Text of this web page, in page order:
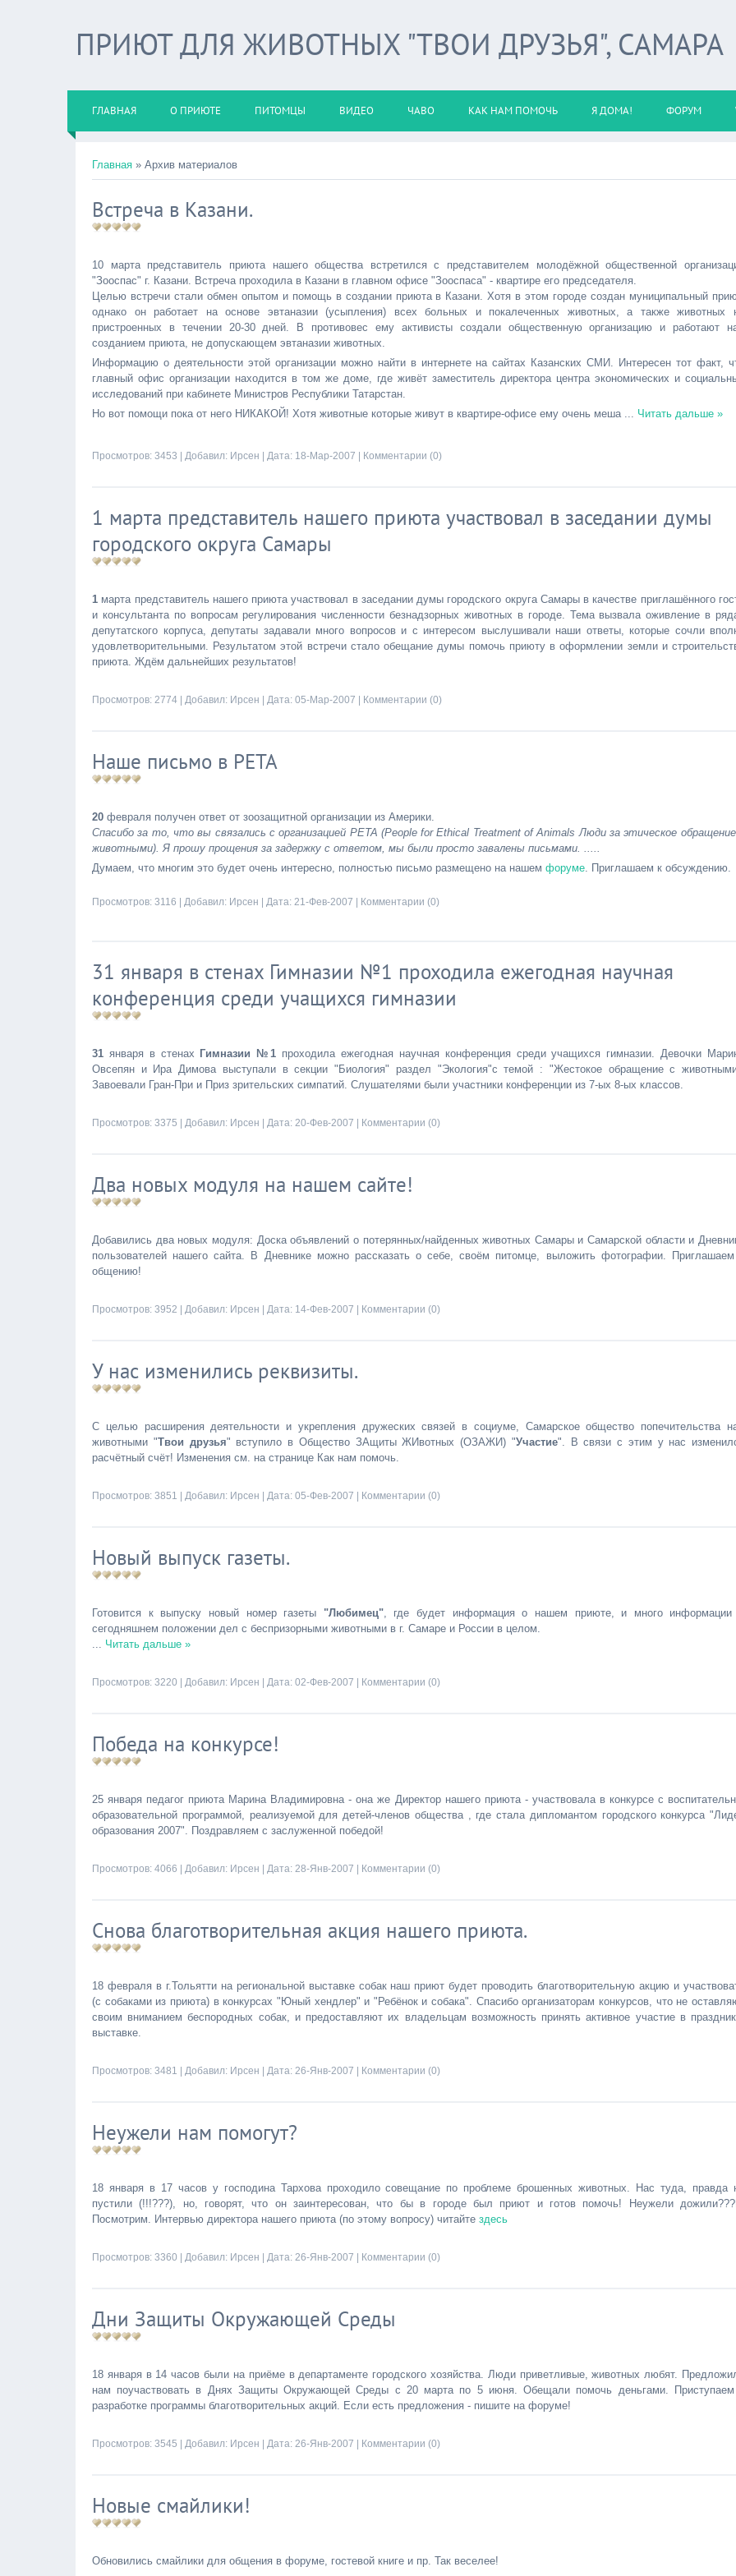
ПРИЮТ ДЛЯ ЖИВОТНЫХ "ТВОИ ДРУЗЬЯ", САМАРА
ГЛАВНАЯ О ПРИЮТЕ ПИТОМЦЫ ВИДЕО ЧАВО КАК НАМ ПОМОЧЬ Я ДОМА! ФОРУМ
Главная » Архив материалов
Встреча в Казани.
10 марта представитель приюта нашего общества встретился с представителем молодёжной общественной
"Зооспас" г. Казани. Встреча проходила в Казани в главном офисе "Зооспаса" - квартире его председателя.
Целью встречи стали обмен опытом и помощь в создании приюта в Казани. Хотя в этом городе создан муниципальный
однако он работает на основе эвтаназии (усыпления) всех больных и покалеченных животных, а также животных
пристроенных в течении 20-30 дней. В противовес ему активисты создали общественную организацию и работают
созданием приюта, не допускающем эвтаназии животных.
Информацию о деятельности этой организации можно найти в интернете на сайтах Казанских СМИ. Интересен тот факт,
главный офис организации находится в том же доме, где живёт заместитель директора центра экономических и
исследований при кабинете Министров Республики Татарстан.
Но вот помощи пока от него НИКАКОЙ! Хотя животные которые живут в квартире-офисе ему очень меша ... Читать дальше »
Просмотров: 3453 | Добавил: Ирсен | Дата: 18-Мар-2007 Комментарии (0)
1 марта представитель нашего приюта участвовал в заседании думы
городского округа Самары
1 марта представитель нашего приюта участвовал в заседании думы городского округа Самары в качестве приглашённого
и консультанта по вопросам регулирования численности безнадзорных животных в городе. Тема вызвала оживление в
депутатского корпуса, депутаты задавали много вопросов и с интересом выслушивали наши ответы, которые сочли
удовлетворительными. Результатом этой встречи стало обещание думы помочь приюту в оформлении земли и
приюта. Ждём дальнейших результатов!
Просмотров: 2774 | Добавил: Ирсен | Дата: 05-Мар-2007 Комментарии (0)
Наше письмо в PETA
20 февраля получен ответ от зоозащитной организации из Америки.
Спасибо за то, что вы связались с организацией PETA (People for Ethical Treatment of Animals Люди за этическое
животными). Я прошу прощения за задержку с ответом, мы были просто завалены письмами. .....
Думаем, что многим это будет очень интересно, полностью письмо размещено на нашем форуме. Приглашаем к обсуждению.
Просмотров: 3116 | Добавил: Ирсен | Дата: 21-Фев-2007 Комментарии (0)
31 января в стенах Гимназии №1 проходила ежегодная научная
конференция среди учащихся гимназии
31 января в стенах Гимназии №1 проходила ежегодная научная конференция среди учащихся гимназии. Девочки
Овсепян и Ира Димова выступали в секции "Биология" раздел "Экология"с темой : "Жестокое обращение с
Завоевали Гран-При и Приз зрительских симпатий. Слушателями были участники конференции из 7-ых 8-ых классов.
Просмотров: 3375 | Добавил: Ирсен | Дата: 20-Фев-2007 Комментарии (0)
Два новых модуля на нашем сайте!
Добавились два новых модуля: Доска объявлений о потерянных/найденных животных Самары и Самарской области и
пользователей нашего сайта. В Дневнике можно рассказать о себе, своём питомце, выложить фотографии.
общению!
Просмотров: 3952 | Добавил: Ирсен | Дата: 14-Фев-2007 Комментарии (0)
У нас изменились реквизиты.
С целью расширения деятельности и укрепления дружеских связей в социуме, Самарское общество попечительства
животными "Твои друзья" вступило в Общество ЗАщиты ЖИвотных (ОЗАЖИ) "Участие". В связи с этим у нас
расчётный счёт! Изменения см. на странице Как нам помочь.
Просмотров: 3851 | Добавил: Ирсен | Дата: 05-Фев-2007 Комментарии (0)
Новый выпуск газеты.
Готовится к выпуску новый номер газеты "Любимец", где будет информация о нашем приюте, и много
сегодняшнем положении дел с беспризорными животными в г. Самаре и России в целом.
... Читать дальше »
Просмотров: 3220 | Добавил: Ирсен | Дата: 02-Фев-2007 Комментарии (0)
Победа на конкурсе!
25 января педагог приюта Марина Владимировна - она же Директор нашего приюта - участвовала в конкурсе с
образовательной программой, реализуемой для детей-членов общества , где стала дипломантом городского конкурса
образования 2007". Поздравляем с заслуженной победой!
Просмотров: 4066 | Добавил: Ирсен | Дата: 28-Янв-2007 Комментарии (0)
Снова благотворительная акция нашего приюта.
18 февраля в г.Тольятти на региональной выставке собак наш приют будет проводить благотворительную акцию и
(с собаками из приюта) в конкурсах "Юный хендлер" и "Ребёнок и собака". Спасибо организаторам конкурсов, что не
своим вниманием беспородных собак, и предоставляют их владельцам возможность принять активное участие в
выставке.
Просмотров: 3481 | Добавил: Ирсен | Дата: 26-Янв-2007 Комментарии (0)
Неужели нам помогут?
18 января в 17 часов у господина Тархова проходило совещание по проблеме брошенных животных. Нас туда, правда
пустили (!!!???), но, говорят, что он заинтересован, что бы в городе был приют и готов помочь! Неужели
Посмотрим. Интервью директора нашего приюта (по этому вопросу) читайте здесь
Просмотров: 3360 | Добавил: Ирсен | Дата: 26-Янв-2007 Комментарии (0)
Дни Защиты Окружающей Среды
18 января в 14 часов были на приёме в департаменте городского хозяйства. Люди приветливые, животных любят.
нам поучаствовать в Днях Защиты Окружающей Среды с 20 марта по 5 июня. Обещали помочь деньгами.
разработке программы благотворительных акций. Если есть предложения - пишите на форуме!
Просмотров: 3545 | Добавил: Ирсен | Дата: 26-Янв-2007 Комментарии (0)
Новые смайлики!
Обновились смайлики для общения в форуме, гостевой книге и пр. Так веселее!